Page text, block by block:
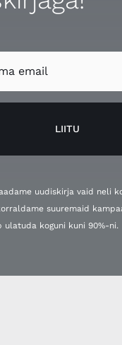
LIITU
uudiskirja vaid neli
suuremaid
ulatuda koguni kuni 90%-ni.